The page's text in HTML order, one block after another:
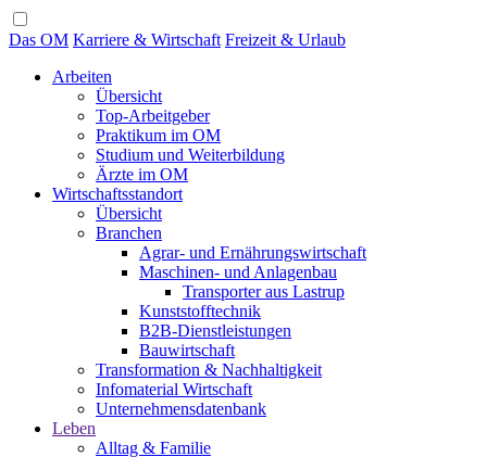
Das OM Karriere & Wirtschaft Freizeit & Urlaub
Arbeiten
Übersicht
Top-Arbeitgeber
Praktikum im OM
Studium und Weiterbildung
Ärzte im OM
Wirtschaftsstandort
Übersicht
Branchen
Agrar- und Ernährungswirtschaft
Maschinen- und Anlagenbau
Transporter aus Lastrup
Kunststofftechnik
B2B-Dienstleistungen
Bauwirtschaft
Transformation & Nachhaltigkeit
Infomaterial Wirtschaft
Unternehmensdatenbank
Leben
Alltag & Familie